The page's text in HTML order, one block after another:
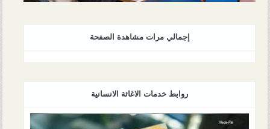
إجمالي مرات مشاهدة الصفحة
روابط خدمات الاغاثة الانسانية